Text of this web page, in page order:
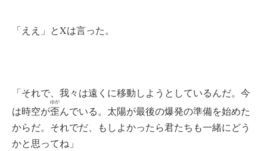
「ええ」とXは言った。
「それで、我々は遠くに移動しようとしているんだ。今
は時空が歪
ゆが
んでいる。太陽が最後の爆発の準備を始めた
からだ。それでだ、もしよかったら君たちも一緒にどう
かと思ってね」